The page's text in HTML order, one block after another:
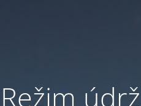
Režim